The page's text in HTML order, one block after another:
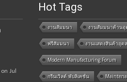
Jul
Hot Tags
งานสัมมนา งานสัมมนาด้านอุ
ฟรีสัมมนา งานแสดงสินค้าอุต
Modern Manufacturing Forum
กรีนเวิลด์ พับลิเคชั่น